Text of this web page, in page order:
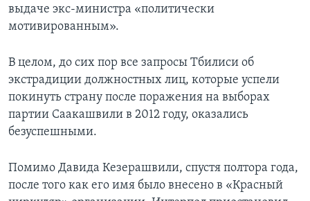
выдаче экс-министра «политически
мотивированным».
В целом, до сих пор все запросы Тбилиси об
экстрадиции должностных лиц, которые успели
покинуть страну после поражения на выборах
партии Саакашвили в 2012 году, оказались
безуспешными.
Помимо Давида Кезерашвили, спустя полтора года,
после того как его имя было внесено в «Красный